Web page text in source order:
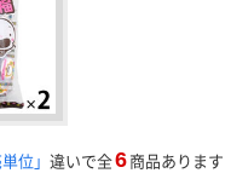
位」 違いで全6 商品あります